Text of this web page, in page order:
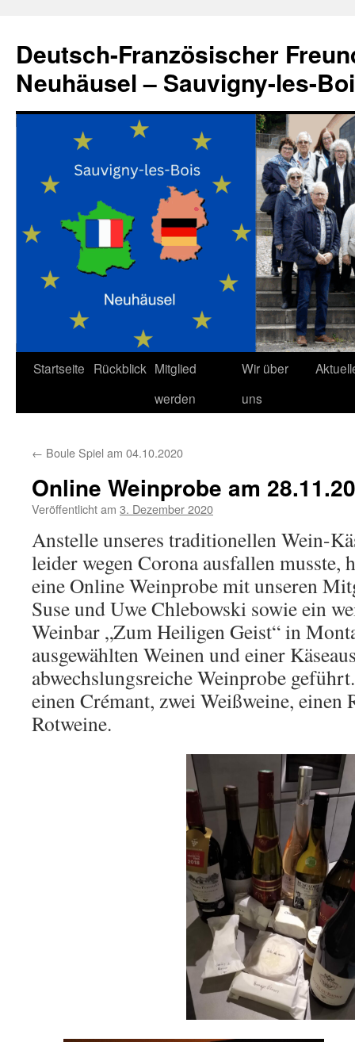
springen
Deutsch-Französischer
Neuhäusel – Sauvigny-les-
Startseite Rückblick Mitglied
werden
Wir über
uns
← Boule Spiel am 04.10.2020
Online Weinprobe am
Veröffentlicht am 3. Dezember 2020
Anstelle unseres traditionellen Wein-
leider wegen Corona ausfallen musste,
eine Online Weinprobe mit unseren
Suse und Uwe Chlebowski sowie ein
Weinbar „Zum Heiligen Geist“ in
ausgewählten Weinen und einer
abwechslungsreiche Weinprobe
einen Crémant, zwei Weißweine, einen
Rotweine.